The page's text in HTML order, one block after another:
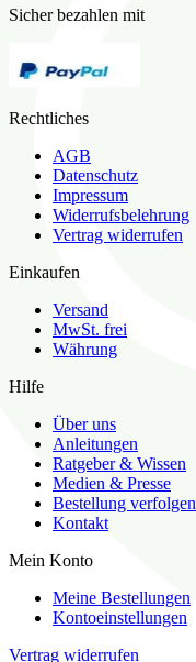
Sicher bezahlen mit
Rechtliches
AGB
Datenschutz
Impressum
Widerrufsbelehrung
Vertrag widerrufen
Einkaufen
Versand
MwSt. frei
Währung
Hilfe
Über uns
Anleitungen
Ratgeber & Wissen
Medien & Presse
Bestellung verfolgen
Kontakt
Mein Konto
Meine Bestellungen
Kontoeinstellungen
Vertrag widerrufen